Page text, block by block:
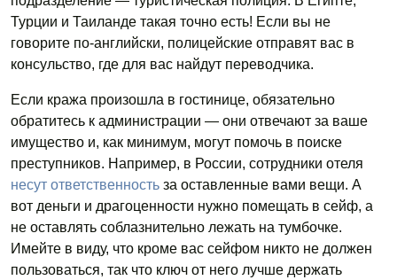
Турции и Таиланде такая точно есть! Если вы не
говорите по-английски, полицейские отправят вас в
консульство, где для вас найдут переводчика.
Если кража произошла в гостинице, обязательно
обратитесь к администрации — они отвечают за ваше
имущество и, как минимум, могут помочь в поиске
преступников. Например, в России, сотрудники отеля
несут ответственность за оставленные вами вещи. А
вот деньги и драгоценности нужно помещать в сейф, а
не оставлять соблазнительно лежать на тумбочке.
Имейте в виду, что кроме вас сейфом никто не должен
пользоваться, так что ключ от него лучше держать